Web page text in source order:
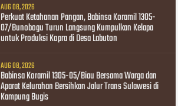
AUG 08, 2026
Perkuat Ketahanan Pangan, Babinsa Koramil 1305-
07/Bunobogu Turun Langsung Kumpulkan Kelapa
untuk Produksi Kopra di Desa Labuton
AUG 08, 2026
Babinsa Koramil 1305-05/Biau Bersama Warga dan
Aparat Kelurahan Bersihkan Jalur Trans Sulawesi di
Kampung Bugis